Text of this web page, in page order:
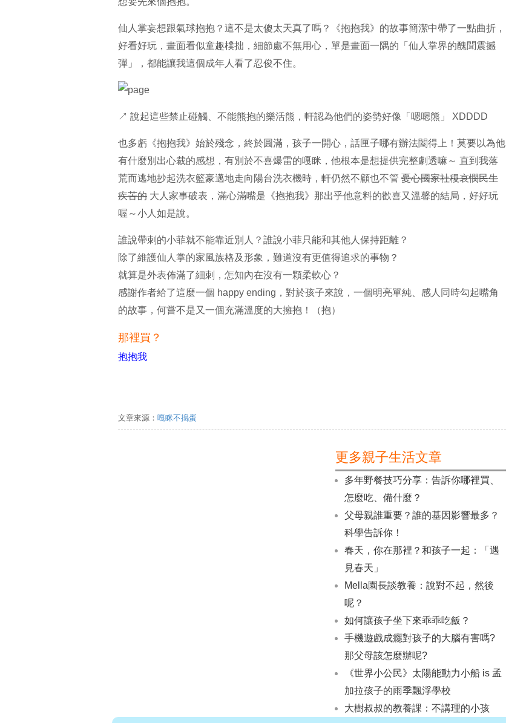
仙人掌妄想跟氣球抱抱？這不是太傻太天真了嗎？《抱抱我》的故事簡潔中帶了一點曲折，
好看好玩，畫面看似童趣樸拙，細節處不無用心，單是畫面一隅的「仙人掌界的醜聞震撼
彈」，都能讓我這個成年人看了忍俊不住。
↗ 說起這些禁止碰觸、不能熊抱的樂活熊，軒認為他們的姿勢好像「嗯嗯熊」 XDDDD
也多虧《抱抱我》始於殘念，終於圓滿，孩子一開心，話匣子哪有辦法闔得上！莫要以為他
有什麼別出心裁的感想，有別於不喜爆雷的嘎眯，他根本是想提供完整劇透嘛～ 直到我落
荒而逃地抄起洗衣籃豪邁地走向陽台洗衣機時，軒仍然不顧也不管 憂心國家社稷哀憫民生
疾苦的 大人家事破表，滿心滿嘴是《抱抱我》那出乎他意料的歡喜又溫馨的結局，好好玩
喔～小人如是說。
誰說帶刺的小菲就不能靠近別人？誰說小菲只能和其他人保持距離？
除了維護仙人掌的家風族格及形象，難道沒有更值得追求的事物？
就算是外表佈滿了細刺，怎知內在沒有一顆柔軟心？
感謝作者給了這麼一個 happy ending，對於孩子來說，一個明亮單純、感人同時勾起嘴角
的故事，何嘗不是又一個充滿溫度的大擁抱！（抱）
那裡買？
抱抱我
文章來源： 嘎眯不搗蛋
更多親子生活文章
多年野餐技巧分享：告訴你哪裡買、
怎麼吃、備什麼？
父母親誰重要？誰的基因影響最多？
科學告訴你！
春天，你在那裡？和孩子一起：「遇
見春天」
Mella園長談教養：說對不起，然後
呢？
如何讓孩子坐下來乖乖吃飯？
手機遊戲成癮對孩子的大腦有害嗎?
那父母該怎麼辦呢?
《世界小公民》太陽能動力小船 is 孟
加拉孩子的雨季飄浮學校
大樹叔叔的教養課：不講理的小孩